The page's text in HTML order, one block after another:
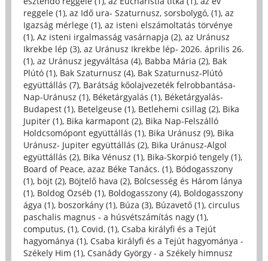
reggele (1), az Idő ura- Szaturnusz, sorsbolygó, (1), az
Igazság mérlege (1), az isteni elszámoltatás törvénye
(1), Az isteni irgalmasság vasárnapja (2), az Uránusz
Ikrekbe lép (3), az Uránusz Ikrekbe lép- 2026. április 26.
(1), az Uránusz jegyváltása (4), Babba Mária (2), Bak
Plútó (1), Bak Szaturnusz (4), Bak Szaturnusz-Plútó
együttállás (7), Barátság kőolajvezeték felrobbantása-
Nap-Uránusz (1), Béketárgyalás (1), Béketárgyalás-
Budapest (1), Betelgeuse (1), Betlehemi csillag (2), Bika
Jupiter (1), Bika karmapont (2), Bika Nap-Felszálló
Holdcsomópont együttállás (1), Bika Uránusz (9), Bika
Uránusz- Jupiter együttállás (2), Bika Uránusz-Algol
együttállás (2), Bika Vénusz (1), Bika-Skorpió tengely (1),
Board of Peace, azaz Béke Tanács. (1), Bódogasszony
(1), böjt (2), Böjtelő hava (2), Bölcsesség és Három lánya
(1), Boldog Özséb (1), Boldogasszony (4), Boldogasszony
ágya (1), boszorkány (1), Búza (3), Búzavető (1), circulus
paschalis magnus - a húsvétszámítás nagy (1),
computus, (1), Covid, (1), Csaba királyfi és a Tejút
hagyománya (1), Csaba királyfi és a Tejút hagyománya -
Székely Him (1), Csanády György - a Székely himnusz